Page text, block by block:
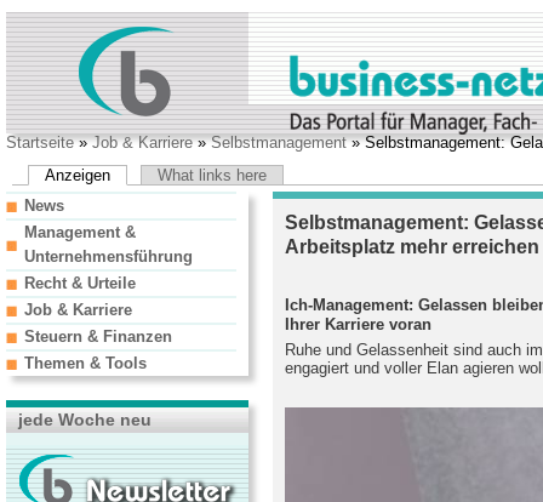
Startseite»Job & Karriere»Selbstmanagement» Selbstmanagement:
Anzeigen
What links here
Selbstmanagement:
Arbeitsplatz mehr erreichen
Ich-Management: Gelassen
Ihrer Karriere voran
Ruhe und Gelassenheit sind auch
engagiert und voller Elan agieren
News
Management &
Unternehmensführung
Recht & Urteile
Job & Karriere
Steuern & Finanzen
Themen & Tools
jede Woche neu